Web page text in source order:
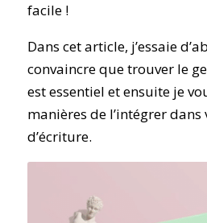
facile !
Dans cet article, j’essaie
convaincre que trouver le
est essentiel et ensuite je
manières de l’intégrer dans
d’écriture.